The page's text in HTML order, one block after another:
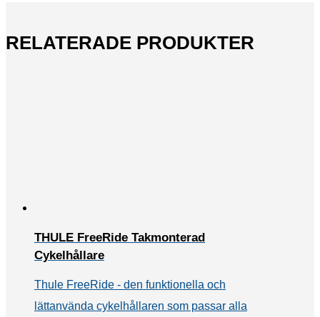
RELATERADE PRODUKTER
THULE FreeRide Takmonterad
Cykelhållare
Thule FreeRide - den funktionella och
lättanvända cykelhållaren som passar alla